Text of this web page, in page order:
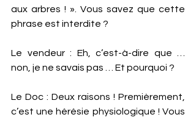
aux arbres ! ». Vous savez que cette
phrase est interdite ?
Le vendeur : Eh, c’est-à-dire que …
non, je ne savais pas … Et pourquoi ?
Le Doc : Deux raisons ! Premièrement,
c’est une hérésie physiologique ! Vous